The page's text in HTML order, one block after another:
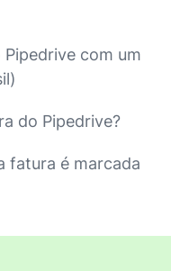
com um
do Pipedrive?
fatura é marcada